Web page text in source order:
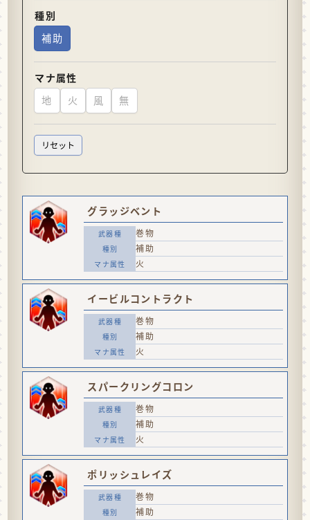
種別
補助
マナ属性
地
火 風 無
グラッジベント
巻物
補助
火
イービルコントラクト
巻物
補助
火
スパークリングコロン
巻物
補助
火
ポリッシュレイズ
巻物
補助